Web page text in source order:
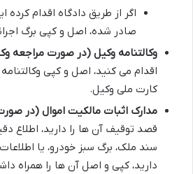
اگر از طریق دادگاه اقدام
صادر شده، اصل و کپی برگ
وکالتنامه وکیل (در صورت مراجعه
اقدام می کنید، اصل و کپی
کارت ملی وکیل.
مدارک اثبات مالکیت اموال (در
قصد توقیف آن ها را دارید، اطلاع
سند ملک، برگ سبز خودرو، یا
دارید، کپی و اصل آن ها را همراه